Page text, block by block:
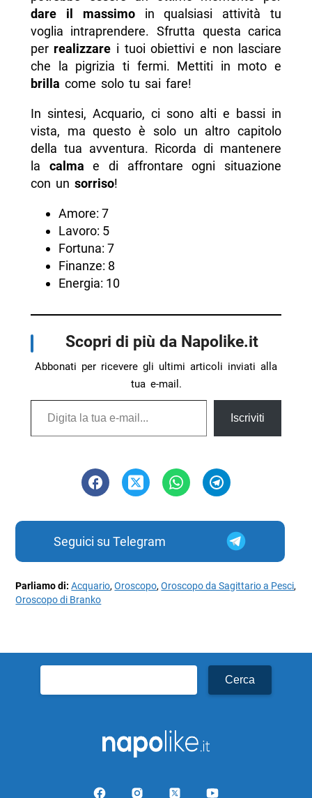
dare il massimoin qualsiasi attività tu
voglia intraprendere. Sfrutta questa carica
per realizzare i tuoi obiettivi e non lasciare
che la pigrizia ti fermi. Mettiti in moto e
brilla come solo tu sai fare!
In sintesi, Acquario, ci sono alti e bassi in
vista, ma questo è solo un altro capitolo
della tua avventura. Ricorda di mantenere
la calma e di affrontare ogni situazione
con un sorriso!
Amore: 7
Lavoro: 5
Fortuna: 7
Finanze: 8
Energia: 10
Scopri di più da Napolike.it
Abbonati per ricevere gli ultimi articoli inviati alla
tua e-mail.
Digita la tua e-mail...
Iscriviti
Seguici su Telegram
Parliamo di:Acquario,Oroscopo,Oroscopo da Sagittario a Pesci,
Oroscopo di Branko
per: